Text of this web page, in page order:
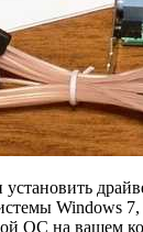
установить
Windows
ОС на вашем